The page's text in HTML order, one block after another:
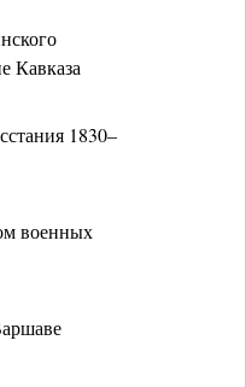
Кавказа
1830–
военных